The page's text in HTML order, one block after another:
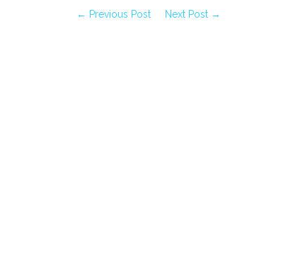
← Previous Post Next Post →